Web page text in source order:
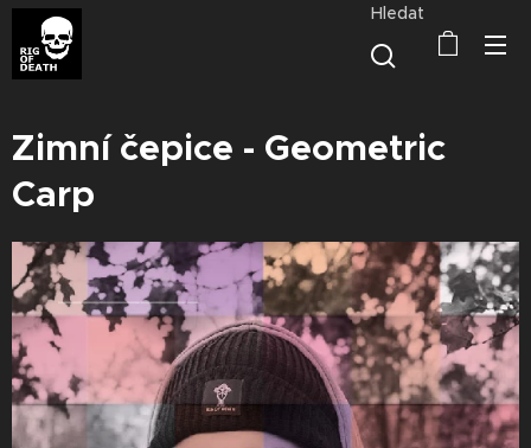
Hledat
Zimní čepice - Geometric
Carp